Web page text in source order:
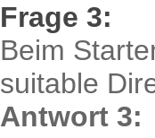
Frage 3:
Beim
suitable
Antwort 3: